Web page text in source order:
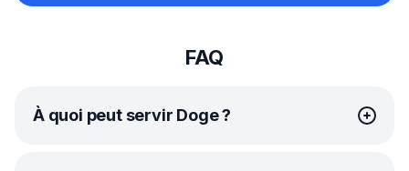
FAQ
À quoi peut servir Doge ?